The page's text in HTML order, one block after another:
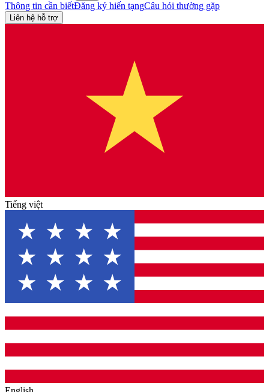
Thông tin cần biếtĐăng ký hiến tạngCâu hỏi thường gặp
Liên hệ hỗ trợ
Tiếng việt